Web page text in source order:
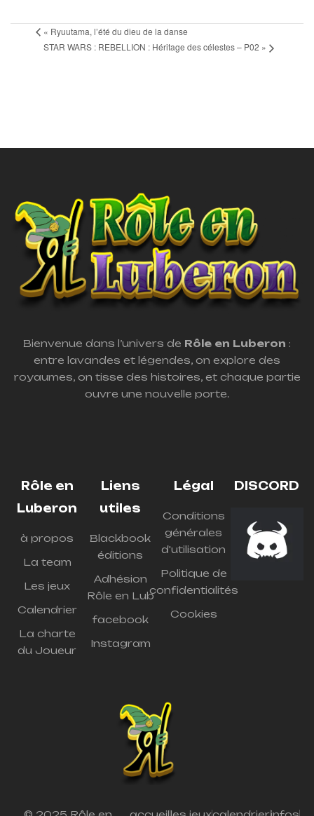
« Ryuutama, l’été du dieu de la danse
STAR WARS : REBELLION : Héritage des célestes – P02 »
Bienvenue dans l’univers de Rôle en Luberon :
entre lavandes et légendes, on explore des
royaumes, on tisse des histoires, et chaque partie
ouvre une nouvelle porte.
Rôle en
Luberon
à propos
La team
Les jeux
Calendrier
La charte
du Joueur
Liens
utiles
Blackbook
éditions
Adhésion
Rôle en Lub
facebook
Instagram
Légal
Conditions
générales
d'utilisation
Politique de
confidentialités
Cookies
DISCORD